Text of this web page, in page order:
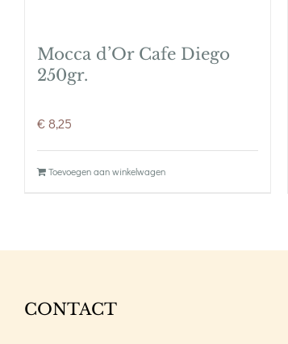
Mocca d’Or Cafe Diego
250gr.
€8,25
Toevoegen aan winkelwagen
CONTACT